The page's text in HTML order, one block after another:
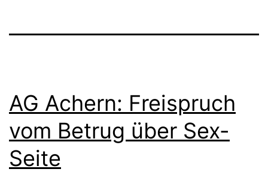
AG Achern: Freispruch
vom Betrug über Sex-
Seite